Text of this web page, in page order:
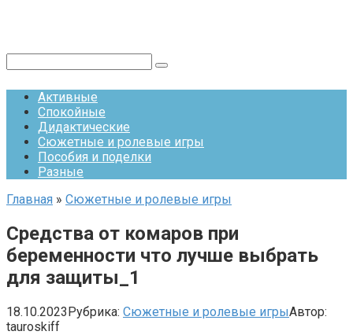
Активные
Спокойные
Дидактические
Сюжетные и ролевые игры
Пособия и поделки
Разные
Главная » Сюжетные и ролевые игры
Средства от комаров при
беременности что лучше выбрать
для защиты_1
18.10.2023Рубрика: Сюжетные и ролевые игрыАвтор:
tauroskiff